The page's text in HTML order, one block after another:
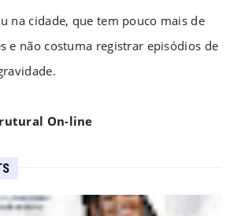
na cidade, que tem pouco mais de
e não costuma registrar episódios de
On-line